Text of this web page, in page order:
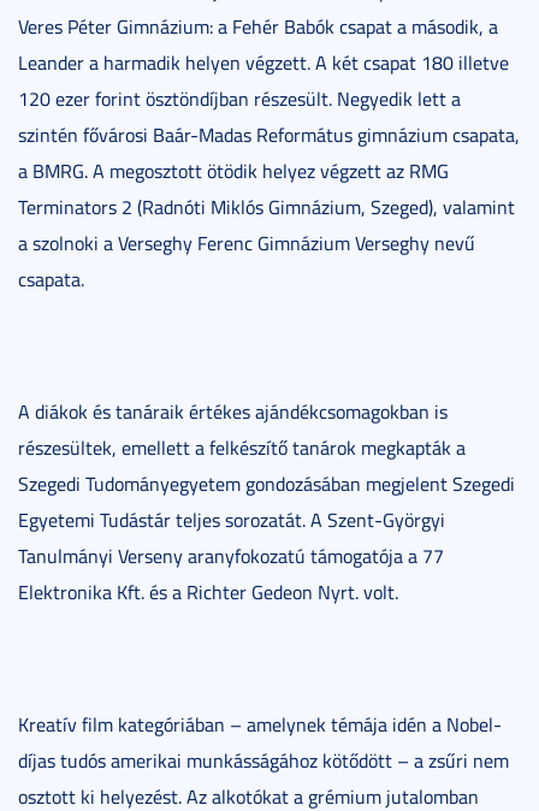
Veres Péter Gimnázium: a Fehér Babók csapat a második, a
Leander a harmadik helyen végzett. A két csapat 180 illetve
120 ezer forint ösztöndíjban részesült. Negyedik lett a
szintén fővárosi Baár-Madas Református gimnázium csapata,
a BMRG. A megosztott ötödik helyez végzett az RMG
Terminators 2 (Radnóti Miklós Gimnázium, Szeged), valamint
a szolnoki a Verseghy Ferenc Gimnázium Verseghy nevű
csapata.
A diákok és tanáraik értékes ajándékcsomagokban is
részesültek, emellett a felkészítő tanárok megkapták a
Szegedi Tudományegyetem gondozásában megjelent Szegedi
Egyetemi Tudástár teljes sorozatát. A Szent-Györgyi
Tanulmányi Verseny aranyfokozatú támogatója a 77
Elektronika Kft. és a Richter Gedeon Nyrt. volt.
Kreatív film kategóriában – amelynek témája idén a Nobel-
díjas tudós amerikai munkásságához kötődött – a zsűri nem
osztott ki helyezést. Az alkotókat a grémium jutalomban